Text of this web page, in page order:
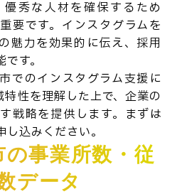
秀な人材を確保するため
要です。インスタグラムを
魅力を効果的に伝え、採用
す。
でのインスタグラム支援に
性を理解した上で、企業の
戦略を提供します。まずは
込みください。
事業所数・従
データ